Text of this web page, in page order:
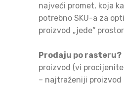
najveći promet, koja
potrebno SKU-a za
proizvod
Prodaju po rasteru?
proizvod (vi
– najtraženiji proizvod